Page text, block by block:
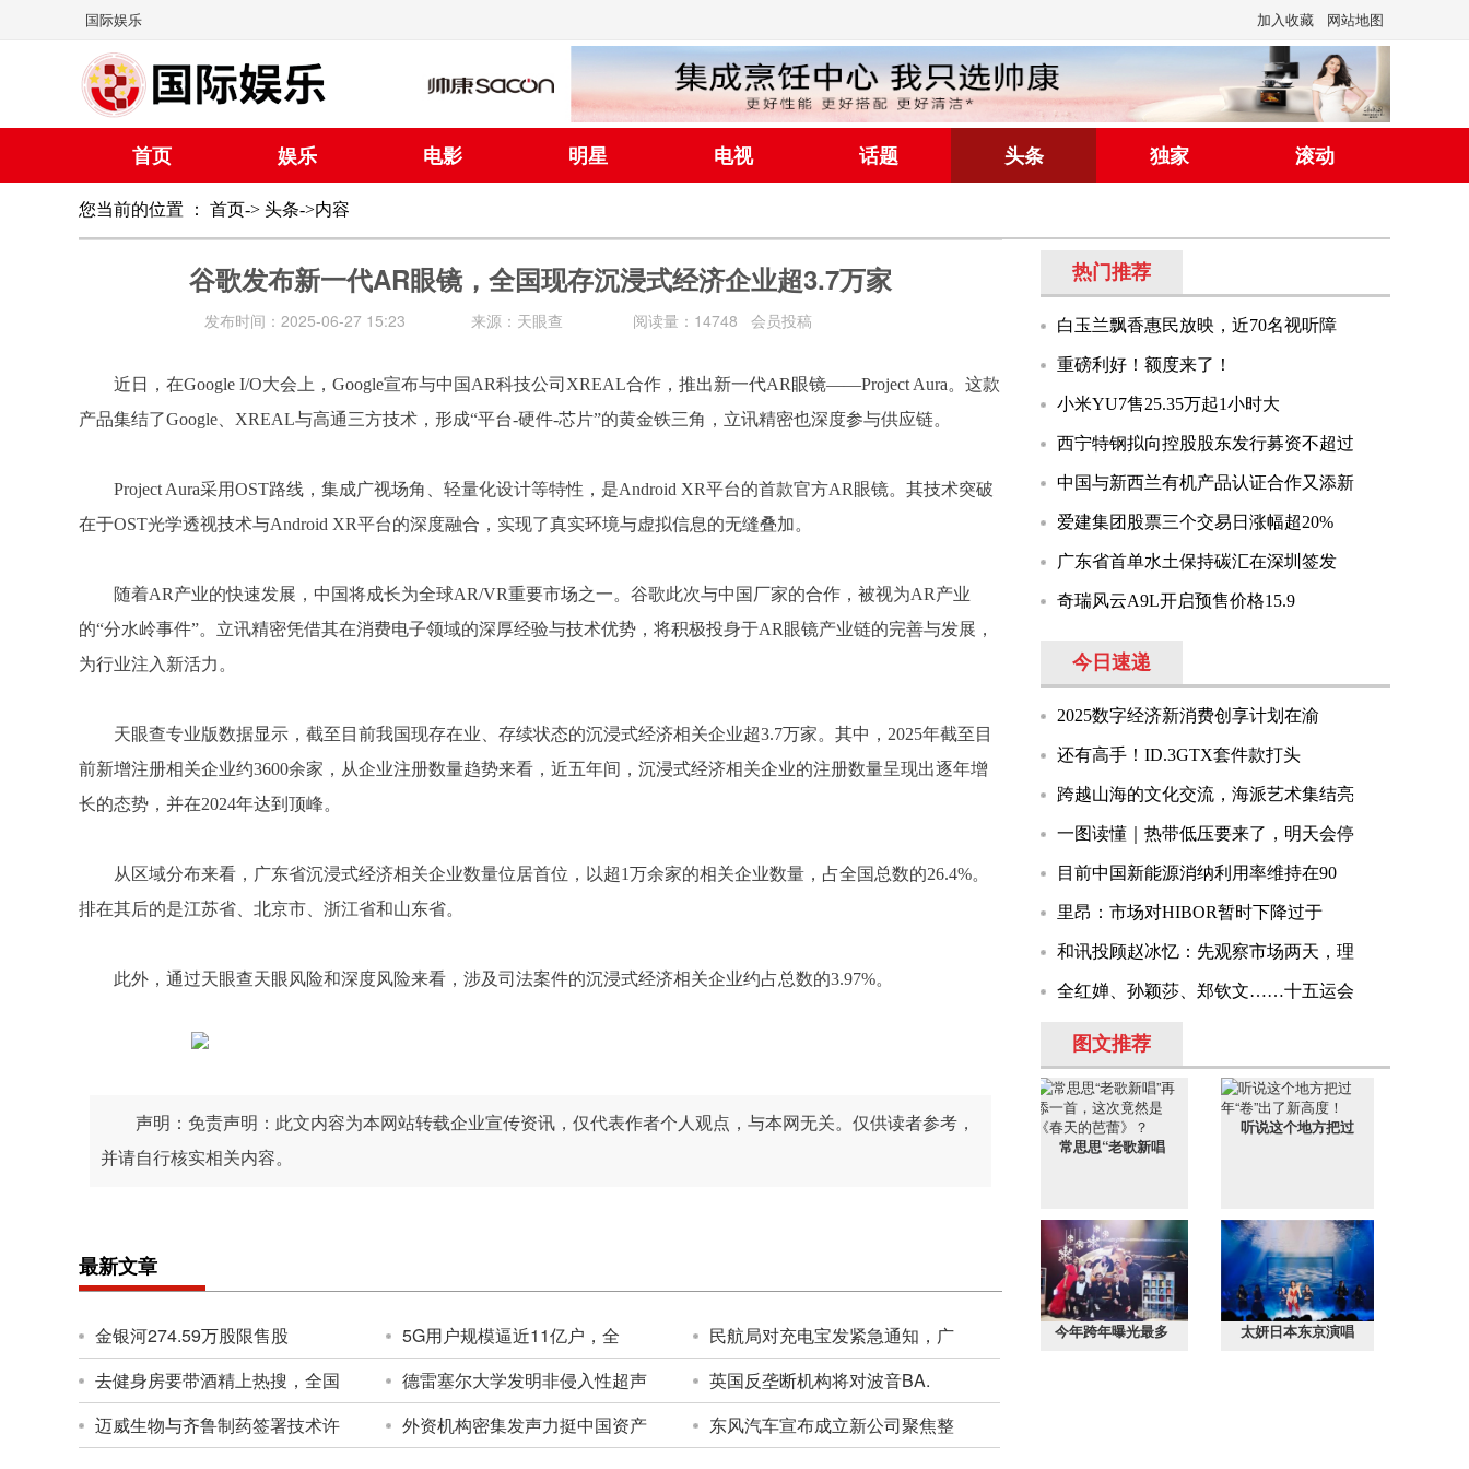
国际娱乐 加入收藏 网站地图
首页 娱乐 电影 明星 电视 话题 头条 独家 滚动
您当前的位置 ： 首页-> 头条->内容
谷歌发布新一代AR眼镜，全国现存沉浸式经济企业超3.7万家
发布时间：2025-06-27 15:23 来源：天眼查 阅读量：14748 会员投稿
近日，在Google I/O大会上，Google宣布与中国AR科技公司XREAL合作，推出新一代AR眼镜——Project Aura。这款
产品集结了Google、XREAL与高通三方技术，形成“平台-硬件-芯片”的黄金铁三角，立讯精密也深度参与供应链。
Project Aura采用OST路线，集成广视场角、轻量化设计等特性，是Android XR平台的首款官方AR眼镜。其技术突破
在于OST光学透视技术与Android XR平台的深度融合，实现了真实环境与虚拟信息的无缝叠加。
随着AR产业的快速发展，中国将成长为全球AR/VR重要市场之一。谷歌此次与中国厂家的合作，被视为AR产业
的“分水岭事件”。立讯精密凭借其在消费电子领域的深厚经验与技术优势，将积极投身于AR眼镜产业链的完善与发展，
为行业注入新活力。
天眼查专业版数据显示，截至目前我国现存在业、存续状态的沉浸式经济相关企业超3.7万家。其中，2025年截至目
前新增注册相关企业约3600余家，从企业注册数量趋势来看，近五年间，沉浸式经济相关企业的注册数量呈现出逐年增
长的态势，并在2024年达到顶峰。
从区域分布来看，广东省沉浸式经济相关企业数量位居首位，以超1万余家的相关企业数量，占全国总数的26.4%。
排在其后的是江苏省、北京市、浙江省和山东省。
此外，通过天眼查天眼风险和深度风险来看，涉及司法案件的沉浸式经济相关企业约占总数的3.97%。
声明：免责声明：此文内容为本网站转载企业宣传资讯，仅代表作者个人观点，与本网无关。仅供读者参考，
并请自行核实相关内容。
最新文章
金银河274.59万股限售股 5G用户规模逼近11亿户，全
民航局对充电宝发紧急通知，广
去健身房要带酒精上热搜，全国
德雷塞尔大学发明非侵入性超声
英国反垄断机构将对波音BA.
迈威生物与齐鲁制药签署技术许
外资机构密集发声力挺中国资产 东风汽车宣布成立新公司聚焦整
热门推荐
白玉兰飘香惠民放映，近70名视听障
重磅利好！额度来了！
小米YU7售25.35万起1小时大
西宁特钢拟向控股股东发行募资不超过
中国与新西兰有机产品认证合作又添新
爱建集团股票三个交易日涨幅超20%
广东省首单水土保持碳汇在深圳签发
奇瑞风云A9L开启预售价格15.9
今日速递
2025数字经济新消费创享计划在渝
还有高手！ID.3GTX套件款打头
跨越山海的文化交流，海派艺术集结亮
一图读懂｜热带低压要来了，明天会停
目前中国新能源消纳利用率维持在90
里昂：市场对HIBOR暂时下降过于
和讯投顾赵冰忆：先观察市场两天，理
全红婵、孙颖莎、郑钦文……十五运会
图文推荐
常思思“老歌新唱
听说这个地方把过
今年跨年曝光最多 太妍日本东京演唱